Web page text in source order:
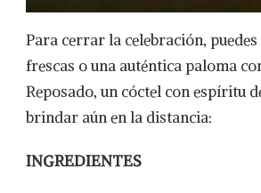
Para cerrar la celebración,
frescas o una auténtica paloma
Reposado, un cóctel con espíritu
brindar aún en la distancia:
INGREDIENTES